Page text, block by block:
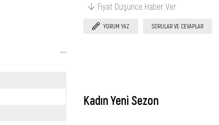
Fiyat Düşünce Haber Ver
YORUM YAZ SORULAR VE CEVAPLAR
Kadın Yeni Sezon